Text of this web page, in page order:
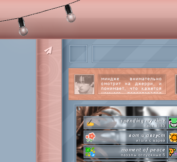
миндже внимательно
смотрит на джерри, и
понимает, что кажется
немного перестарался
далее
spending my time
тест #183
вот и август
итоги с варей
moment of peace
паззлы отпускные 5